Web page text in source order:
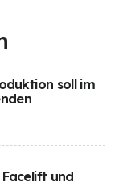
soll im
und